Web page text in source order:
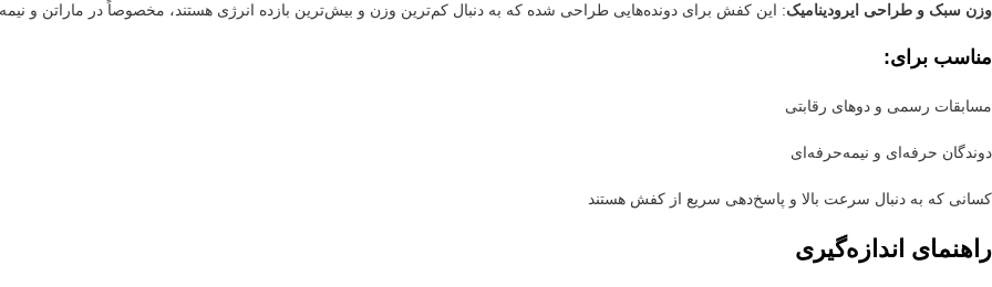
وزن سبک و طراحی ایرودینامیک: این کفش برای دونده‌هایی طراحی شده که به دنبال کم‌ترین وزن و بیش‌ترین بازده انرژی هستند، مخصوصاً در ماراتن و
مناسب برای:
مسابقات رسمی و دوهای رقابتی
دوندگان حرفه‌ای و نیمه‌حرفه‌ای
کسانی که به دنبال سرعت بالا و پاسخ‌دهی سریع از کفش هستند
راهنمای اندازه‌گیری